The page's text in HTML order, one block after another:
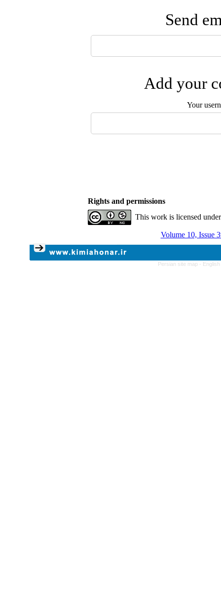
Send
Add your
Your
Rights and permissions
This work is licensed
Volume 10, Issue
Persian site map -